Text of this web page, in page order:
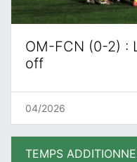
OM-FCN (0-2) :
off
04/2026
TEMPS